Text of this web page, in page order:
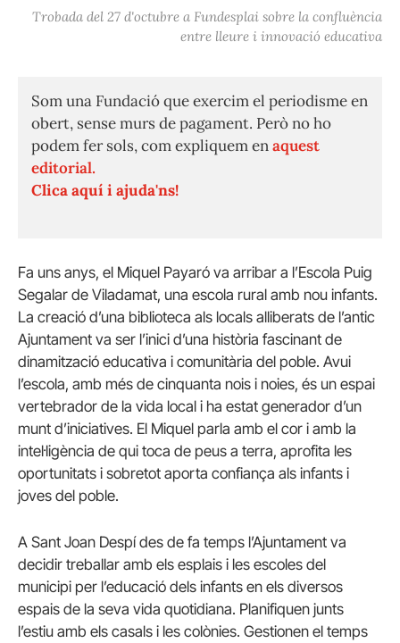
Trobada del 27 d'octubre a Fundesplai sobre la confluència
entre lleure i innovació educativa
Som una Fundació que exercim el periodisme en
obert, sense murs de pagament. Però no ho
podem fer sols, com expliquem enaquest
editorial.
Clica aquí i ajuda'ns!
Fa uns anys, el Miquel Payaró va arribar a l’Escola Puig
Segalar de Viladamat, una escola rural amb nou infants.
La creació d’una biblioteca als locals alliberats de l’antic
Ajuntament va ser l’inici d’una història fascinant de
dinamització educativa i comunitària del poble. Avui
l’escola, amb més de cinquanta nois i noies, és un espai
vertebrador de la vida local i ha estat generador d’un
munt d’iniciatives. El Miquel parla amb el cor i amb la
intel·ligència de qui toca de peus a terra, aprofita les
oportunitats i sobretot aporta confiança als infants i
joves del poble.
A Sant Joan Despí des de fa temps l’Ajuntament va
decidir treballar amb els esplais i les escoles del
municipi per l’educació dels infants en els diversos
espais de la seva vida quotidiana. Planifiquen junts
l’estiu amb els casals i les colònies. Gestionen el temps